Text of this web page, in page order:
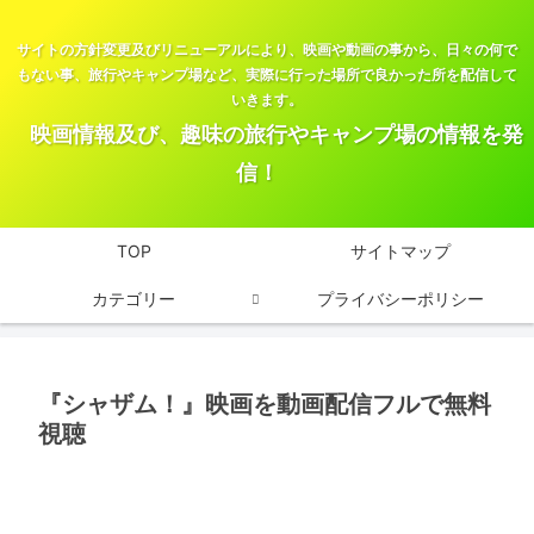
サイトの方針変更及びリニューアルにより、映画や動画の事から、日々の何で
もない事、旅行やキャンプ場など、実際に行った場所で良かった所を配信して
いきます。
映画情報及び、趣味の旅行やキャンプ場の情報を発
信！
TOP サイトマップ
カテゴリー プライバシーポリシー
『シャザム！』映画を動画配信フルで無料
視聴